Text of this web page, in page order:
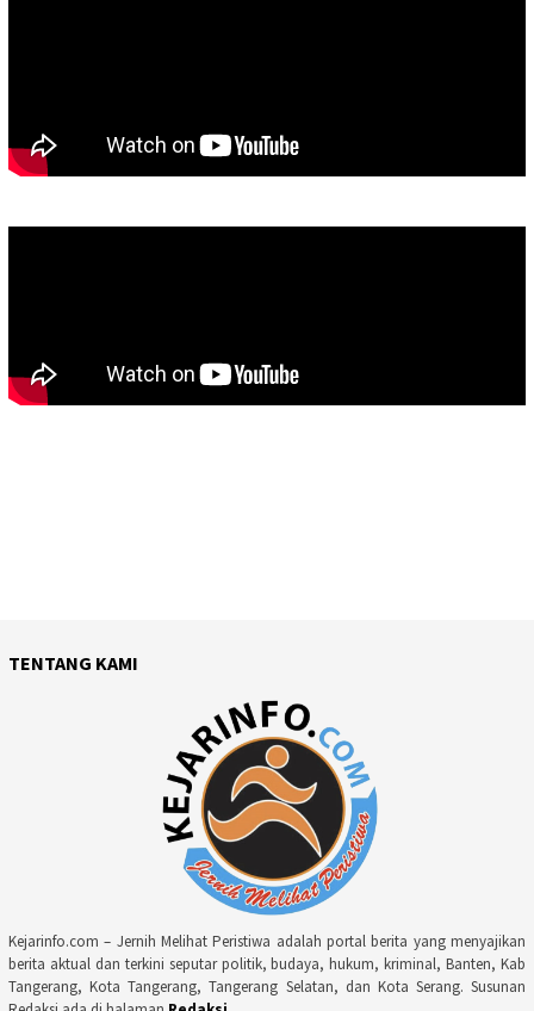
TENTANG KAMI
Kejarinfo.com – Jernih Melihat Peristiwa adalah portal berita yang menyajikan
berita aktual dan terkini seputar politik, budaya, hukum, kriminal, Banten, Kab
Tangerang, Kota Tangerang, Tangerang Selatan, dan Kota Serang. Susunan